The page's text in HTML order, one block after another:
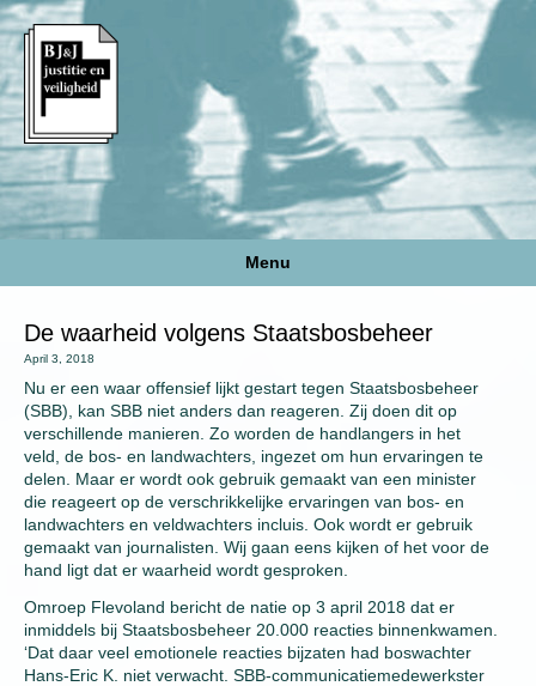
Menu
De waarheid volgens Staatsbosbeheer
April 3, 2018
Nu er een waar offensief lijkt gestart tegen Staatsbosbeheer
(SBB), kan SBB niet anders dan reageren. Zij doen dit op
verschillende manieren. Zo worden de handlangers in het
veld, de bos- en landwachters, ingezet om hun ervaringen te
delen. Maar er wordt ook gebruik gemaakt van een minister
die reageert op de verschrikkelijke ervaringen van bos- en
landwachters en veldwachters incluis. Ook wordt er gebruik
gemaakt van journalisten. Wij gaan eens kijken of het voor de
hand ligt dat er waarheid wordt gesproken.
Omroep Flevoland bericht de natie op 3 april 2018 dat er
inmiddels bij Staatsbosbeheer 20.000 reacties binnenkwamen.
‘Dat daar veel emotionele reacties bijzaten had boswachter
Hans-Eric K. niet verwacht. SBB-communicatiemedewerkster